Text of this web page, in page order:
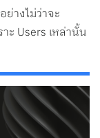
างไม่ว่าจะ
ะ Users เหล่านั้น